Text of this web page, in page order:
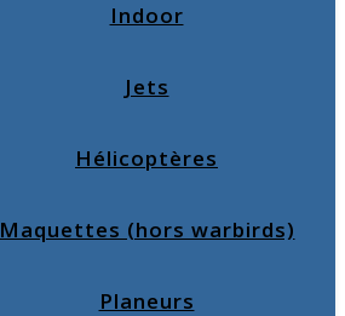
Indoor
Jets
Hélicoptères
Maquettes (hors warbirds)
Planeurs